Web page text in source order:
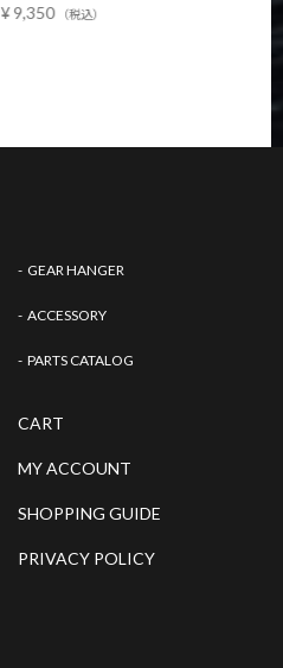
9,350
GEAR HANGER
ACCESSORY
PARTS CATALOG
CART
MY ACCOUNT
SHOPPING GUIDE
PRIVACY POLICY